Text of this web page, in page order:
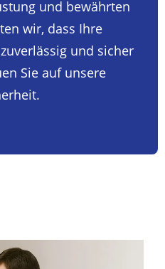
und bewährten
wir, dass Ihre
und sicher
Sie auf unsere